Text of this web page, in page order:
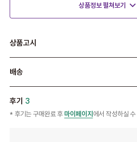
상품정보 펼쳐보기
상품고시
배송
후기 3
* 후기는 구매완료 후 마이페이지 에서 작성하실